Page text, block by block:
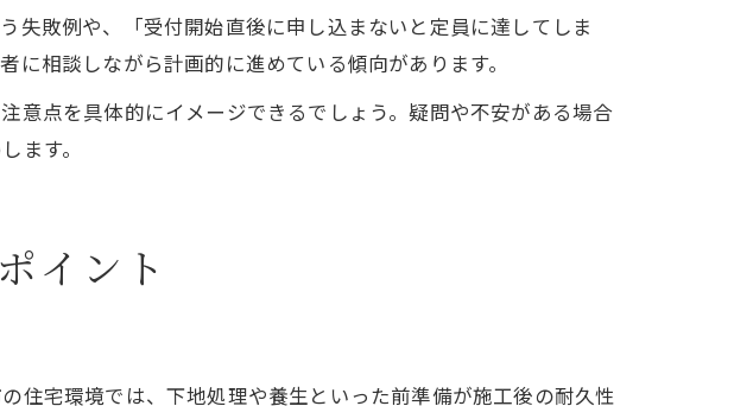
失敗例や、「受付開始直後に申し込まないと定員に達してしま
相談しながら計画的に進めている傾向があります。
意点を具体的にイメージできるでしょう。疑問や不安がある場合
ます。
イント
住宅環境では、下地処理や養生といった前準備が施工後の耐久性